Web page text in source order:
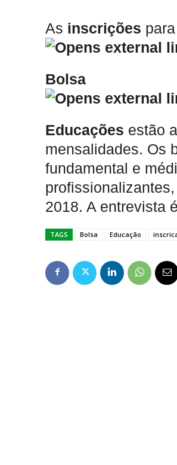
As inscrições
Bolsa
Educações estão
mensalidades. Os
fundamental e
2018. A entrevista
TAGS Bolsa Educação